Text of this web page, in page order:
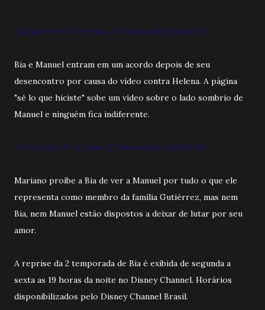
Quinta-feira 07 de maio. 2 Temporada: Episódio 9
Bia e Manuel entram em um acordo depois de seu
desencontro por causa do vídeo contra Helena. A página
"sé lo que hiciste" sobe um vídeo sobre o lado sombrio de
Manuel e ninguém fica indiferente.
Sexta-feira 08 de maio. 2 Temporada: Episódio 10
Mariano proíbe a Bia de ver a Manuel por tudo o que ele
representa como membro da família Gutiérrez, mas nem
Bia, nem Manuel estão dispostos a deixar de lutar por seu
amor.
A reprise da 2 temporada de Bia é exibida de segunda a
sexta as 19 horas da noite no Disney Channel. Horários
disponibilizados pelo Disney Channel Brasil.